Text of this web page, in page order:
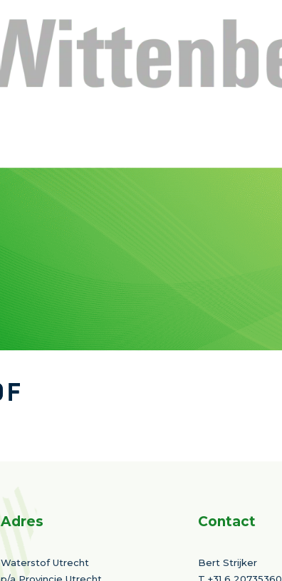
Adres
Waterstof Utrecht
Contact
Bert Strijker